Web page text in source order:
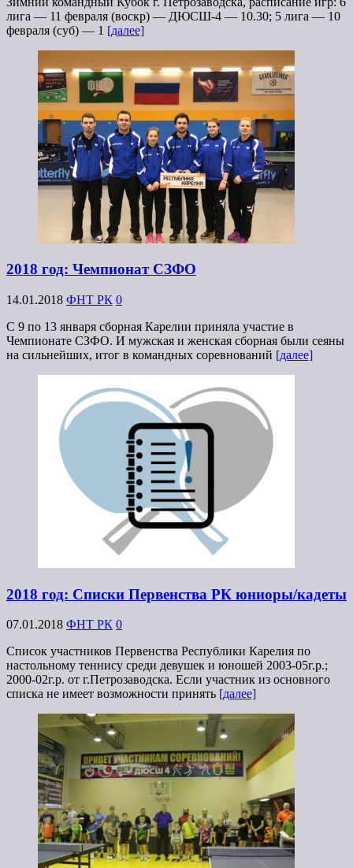
лига — 11 февраля (воскр) — ДЮСШ-4 — 10.30; 5 лига — 10
февраля (суб) — 1 [далее]
2018 год: Чемпионат СЗФО
14.01.2018 ФНТ РК 0
С 9 по 13 января сборная Карелии приняла участие в
Чемпионате СЗФО. И мужская и женская сборная были сеяны
на сильнейших, итог в командных соревнований [далее]
2018 год: Списки Первенства РК юниоры/кадеты
07.01.2018 ФНТ РК 0
Список участников Первенства Республики Карелия по
настольному теннису среди девушек и юношей 2003-05г.р.;
2000-02г.р. от г.Петрозаводска. Если участник из основного
списка не имеет возможности принять [далее]